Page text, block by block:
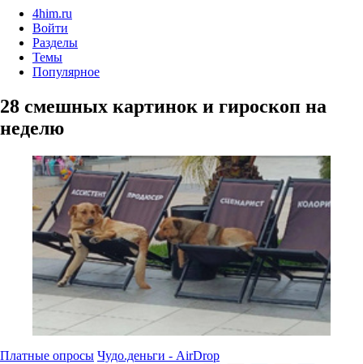
4him.ru
Войти
Разделы
Темы
Популярное
28 смешных картинок и гироскоп на
неделю
Платные опросы Чудо.деньги - AirDrop